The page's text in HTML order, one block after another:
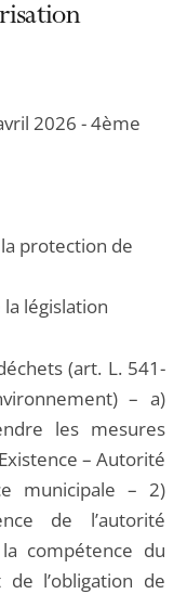
2026 - 4ème
protection de
législation
(art. L. 541-
– a)
les mesures
– Autorité
municipale – 2)
de l’autorité
compétence du
l’obligation de